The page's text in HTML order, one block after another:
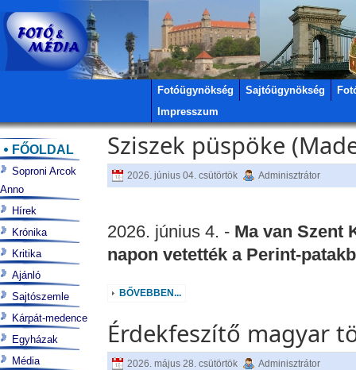
Fotóügynökség Sajtóügynökség
Impresszum
Sziszek püspöke
2026. június 04. csütörtök Adminisztrátor
2026. június 4. - Ma van Szent
napon vetették a Perint-
BŐVEBBEN...
Érdekfeszítő magyar
2026. május 28. csütörtök Adminisztrátor
FŐOLDAL
Soproni Arcok
Anno
Hírek
Krónika
Kritika
Ajánló
Sajtószemle
Kárpát-medence
Egyházak
Média